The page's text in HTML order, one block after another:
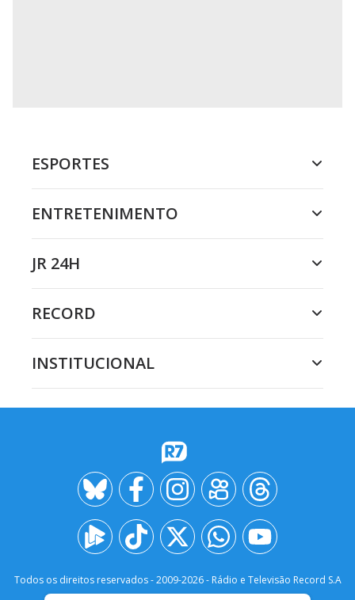
ESPORTES
ENTRETENIMENTO
JR 24H
RECORD
INSTITUCIONAL
Todos os direitos reservados - 2009-2026- Rádio e Televisão Record S.A